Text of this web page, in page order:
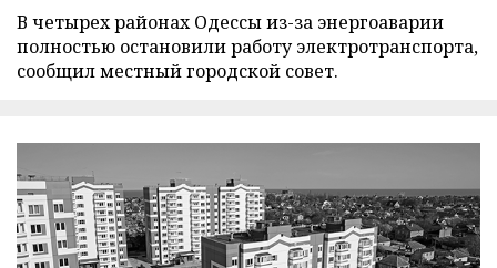
В четырех районах Одессы из-за энергоаварии
полностью остановили работу электротранспорта,
сообщил местный городской совет.